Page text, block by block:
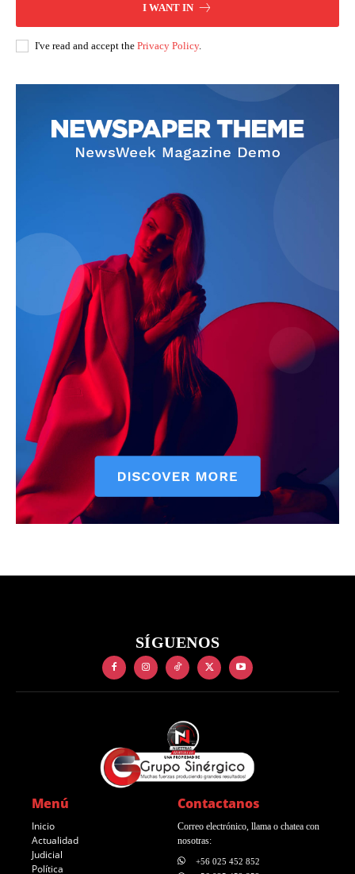
I WANT IN
I've read and accept the Privacy Policy.
SÍGUENOS
Menú
Inicio
Actualidad
Judicial
Política
Contactanos
Correo electrónico, llama o chatea con
nosotras:
+56 025 452 852